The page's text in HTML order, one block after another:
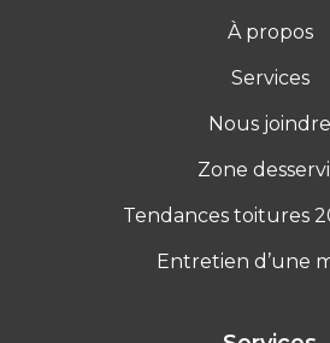
À propos
Services
Nous joindre
Zone
Tendances toitures
Entretien d’une